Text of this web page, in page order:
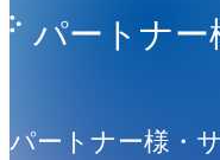
パートナー
パートナー様・